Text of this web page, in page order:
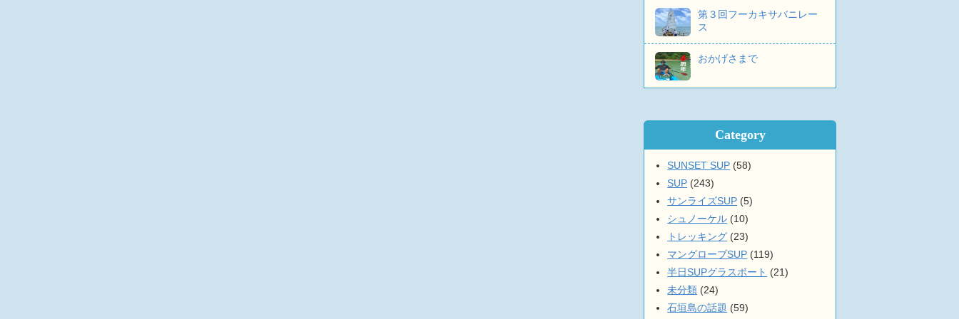
第３回フーカキサバニレー
ス
おかげさまで
Category
SUNSET SUP (58)
SUP (243)
サンライズSUP (5)
シュノーケル (10)
トレッキング (23)
マングローブSUP (119)
半日SUPグラスボート (21)
未分類 (24)
石垣島の話題 (59)